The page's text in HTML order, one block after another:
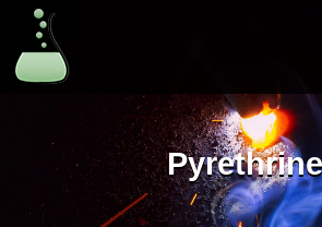
Pyrethrine